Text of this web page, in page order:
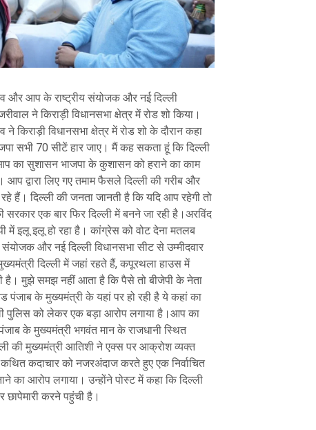
और आप के राष्ट्रीय संयोजक और नई दिल्ली
ने किराड़ी विधानसभा क्षेत्र में रोड शो किया।
किराड़ी विधानसभा क्षेत्र में रोड शो के दौरान कहा
सभी 70 सीटें हार जाए। मैं कह सकता हूं कि दिल्ली
का सुशासन भाजपा के कुशासन को हराने का काम
द्वारा लिए गए तमाम फैसले दिल्ली की गरीब और
हैं। दिल्ली की जनता जानती है कि यदि आप रहेगी तो
सरकार एक बार फिर दिल्ली में बनने जा रही है।अरविंद
में इलू इलू हो रहा है। कांग्रेस को वोट देना मतलब
और नई दिल्ली विधानसभा सीट से उम्मीदवार
दिल्ली में जहां रहते हैं, कपूरथला हाउस में
है। मुझे समझ नहीं आता है कि पैसे तो बीजेपी के नेता
के मुख्यमंत्री के यहां पर हो रही है ये कहां का
पुलिस को लेकर एक बड़ा आरोप लगाया है।आप का
के मुख्यमंत्री भगवंत मान के राजधानी स्थित
की मुख्यमंत्री आतिशी ने एक्स पर आक्रोश व्यक्त
कथित कदाचार को नजरअंदाज करते हुए एक निर्वाचित
का आरोप लगाया। उन्होंने पोस्ट में कहा कि दिल्ली
करने पहुंची है।